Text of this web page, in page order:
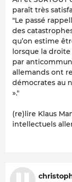
paraît très
"Le passé
des
qu’on estime
lorsque la droite
par
allemands ont
démocrates au
»."
(re)lire Klaus
intellectuels